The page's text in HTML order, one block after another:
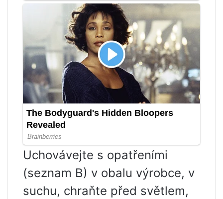
Uchovávejte s opatřeními
(seznam B) v obalu výrobce, v
suchu, chraňte před světlem,